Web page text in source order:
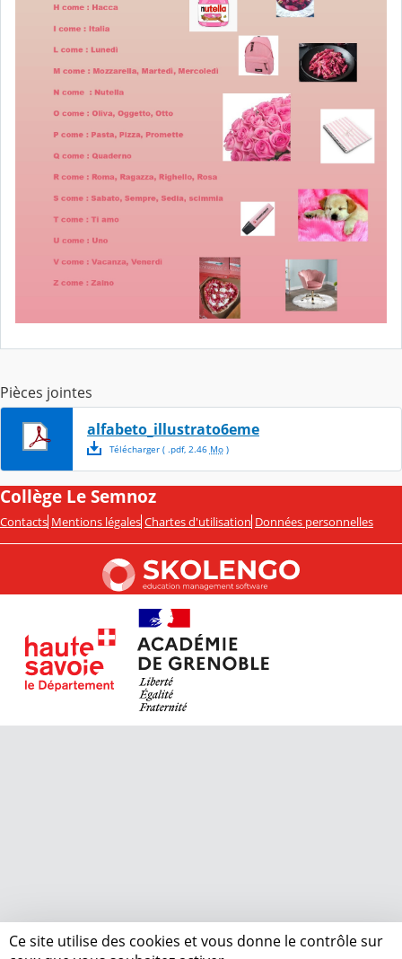
Pièces jointes
alfabeto_illustrato6eme
Télécharger( .pdf, 2.46 Mo)
Collège Le Semnoz
Contacts Mentions légales Chartes d'utilisation Données personnelles
Ce site utilise des cookies et vous donne le contrôle sur